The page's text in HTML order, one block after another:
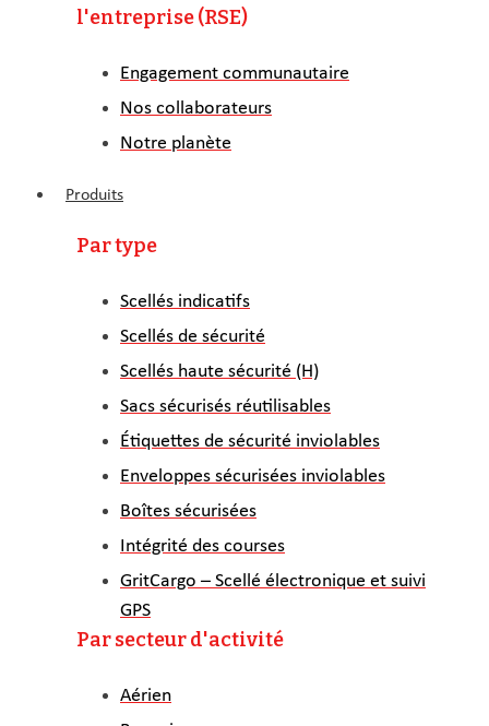
l'entreprise (RSE)
Engagement communautaire
Nos collaborateurs
Notre planète
Produits
Par type
Scellés indicatifs
Scellés de sécurité
Scellés haute sécurité (H)
Sacs sécurisés réutilisables
Étiquettes de sécurité inviolables
Enveloppes sécurisées inviolables
Boîtes sécurisées
Intégrité des courses
GritCargo – Scellé électronique et suivi
GPS
Par secteur d'activité
Aérien